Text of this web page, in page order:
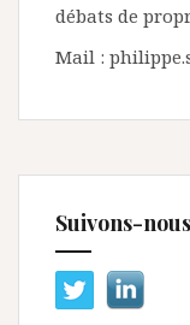
débats de
Mail :
Suivons-